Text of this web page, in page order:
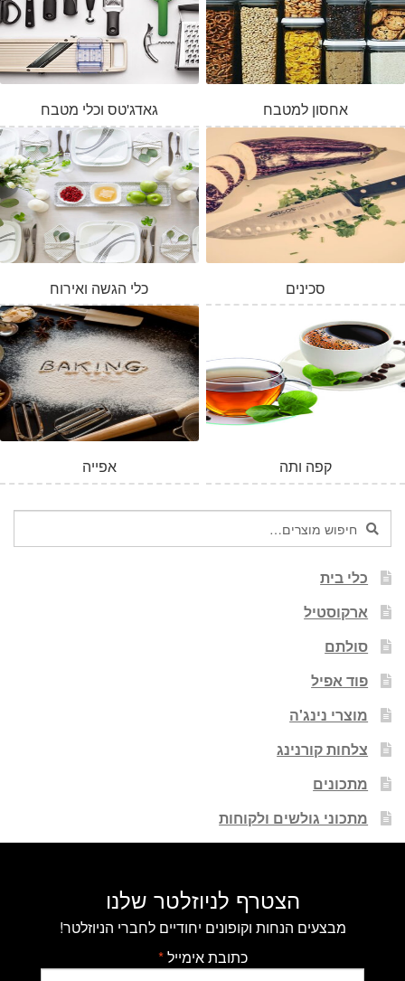
גאדג'טס וכלי מטבח אחסון למטבח
כלי הגשה ואירוח סכינים
אפייה קפה ותה
חיפוש
עבור:
חיפוש
כלי בית
ארקוסטיל
סולתם
פוד אפיל
מוצרי נינג'ה
צלחות קורנינג
מתכונים
מתכוני גולשים ולקוחות
הצטרף לניוזלטר שלנו
מבצעים הנחות וקופונים יחודיים לחברי הניוזלטר!
כתובת אימייל*